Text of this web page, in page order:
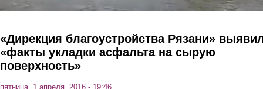
«Дирекция благоустройства Рязани»
«факты укладки асфальта на сырую
поверхность»
пятница, 1 апреля, 2016 - 19:46